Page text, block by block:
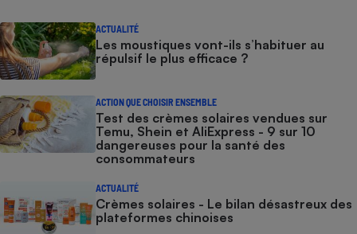
ACTUALITÉ
Les moustiques vont-ils s’habituer au
répulsif le plus efficace ?
ACTION QUE CHOISIR ENSEMBLE
Test des crèmes solaires vendues sur
Temu, Shein et AliExpress - 9 sur 10
dangereuses pour la santé des
consommateurs
ACTUALITÉ
Crèmes solaires - Le bilan désastreux des
plateformes chinoises